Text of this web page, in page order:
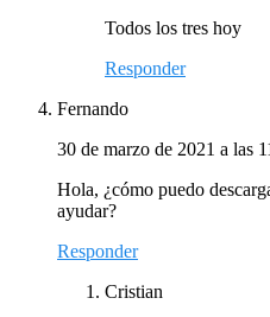
Todos los tres hoy
Responder
Fernando
30 de marzo de 2021 a las
Hola, ¿cómo puedo
ayudar?
Responder
Cristian